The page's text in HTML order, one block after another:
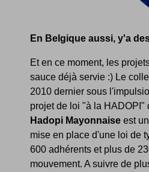
En Belgique aussi, y'a
Et en ce moment, les
sauce déjà servie :) Le
2010 dernier sous
projet de loi "à la HADOPI"
Hadopi Mayonnaise est
mise en place d'une loi de
600 adhérents et plus de
mouvement. A suivre de